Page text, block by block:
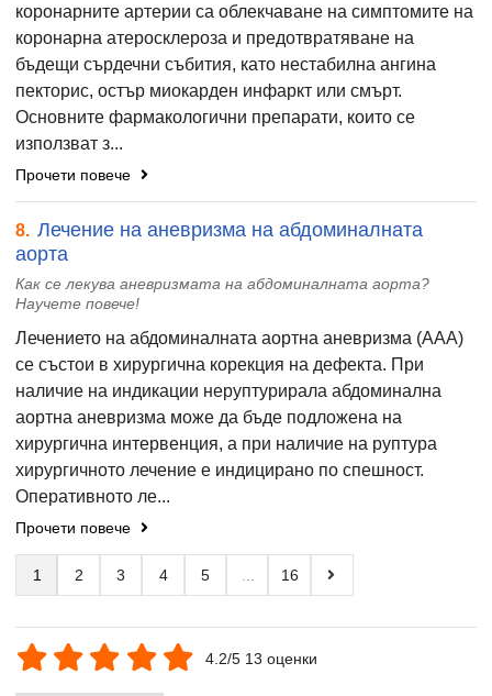
коронарните артерии са облекчаване на симптомите на
коронарна атеросклероза и предотвратяване на
бъдещи сърдечни събития, като нестабилна ангина
пекторис, остър миокарден инфаркт или смърт.
Основните фармакологични препарати, които се
използват з...
Прочети повече
8. Лечение на аневризма на абдоминалната
аорта
Как се лекува аневризмата на абдоминалната аорта?
Научете повече!
Лечението на абдоминалната аортна аневризма (ААА)
се състои в хирургична корекция на дефекта. При
наличие на индикации неруптурирала абдоминална
аортна аневризма може да бъде подложена на
хирургична интервенция, а при наличие на руптура
хирургичното лечение е индицирано по спешност.
Оперативното ле...
Прочети повече
1 2 3 4 5 ... 16
4.2/5 13 оценки